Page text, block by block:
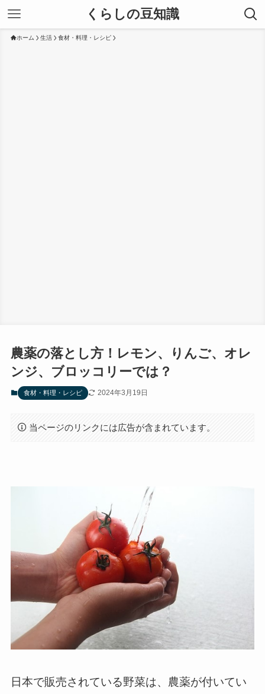
くらしの豆知識
ホーム 生活 食材・料理・レシピ
農薬の落とし方！レモン、りんご、オレ
ンジ、ブロッコリーでは？
食材・料理・レシピ 2024年3月19日
当ページのリンクには広告が含まれています。
日本で販売されている野菜は、農薬が付いてい